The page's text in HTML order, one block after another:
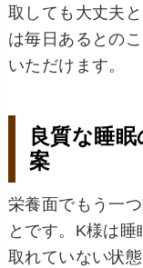
取しても大丈夫
は毎日あるとの
いただけます。
良質な睡
案
栄養面でもう一
とです。K様は
取れていない状態